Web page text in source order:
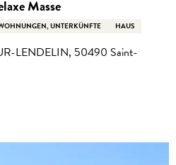
Masse
UNTERKÜNFTE HAUS
LENDELIN, 50490 Saint-